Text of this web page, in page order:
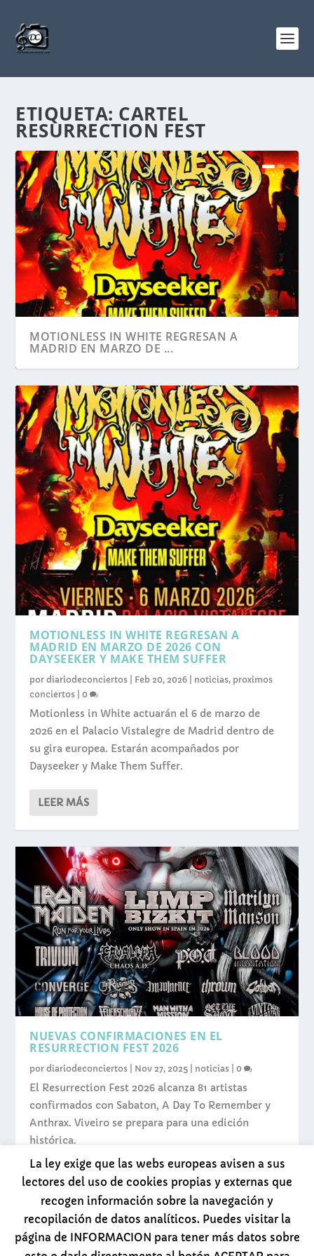
ETIQUETA: CARTEL
RESURRECTION FEST
MOTIONLESS IN WHITE REGRESAN A
MADRID EN MARZO DE ...
NUEVAS CONFIRMACIONES EN EL
RESURRECTION FEST 2026
MOTIONLESS IN WHITE REGRESAN A
MADRID EN MARZO DE 2026 CON
DAYSEEKER Y MAKE THEM SUFFER
pordiariodeconciertos Feb 20, 2026 noticias, proximos
conciertos |0
Motionless in White actuarán el 6 de marzo de
2026 en el Palacio Vistalegre de Madrid dentro de
su gira europea. Estarán acompañados por
Dayseeker y Make Them Suffer.
LEER MÁS
NUEVAS CONFIRMACIONES EN EL
RESURRECTION FEST 2026
pordiariodeconciertos Nov 27, 2025 noticias |0
El Resurrection Fest 2026 alcanza 81 artistas
confirmados con Sabaton, A Day To Remember y
Anthrax. Viveiro se prepara para una edición
histórica.
LEER MÁS
La ley exige que las webs europeas avisen a sus
lectores del uso de cookies propias y externas que
recogen información sobre la navegación y
recopilación de datos analíticos. Puedes visitar la
página de INFORMACION para tener más datos sobre